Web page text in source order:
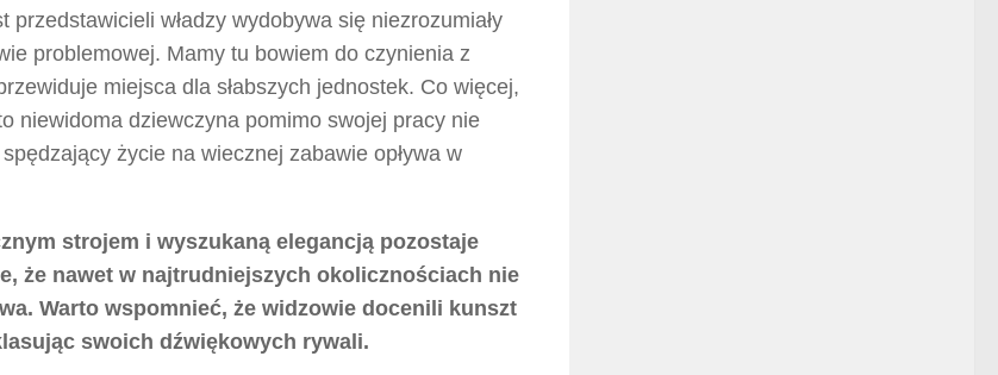
władzy wydobywa się niezrozumiały
problemowej. Mamy tu bowiem do czynienia z
miejsca dla słabszych jednostek. Co więcej,
niewidoma dziewczyna pomimo swojej pracy nie
życie na wiecznej zabawie opływa w
strojem i wyszukaną elegancją pozostaje
że nawet w najtrudniejszych okolicznościach nie
Warto wspomnieć, że widzowie docenili kunszt
swoich dźwiękowych rywali.